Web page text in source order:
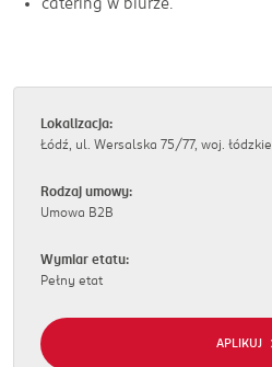
Lokalizacja:
Łódź, ul. Wersalska 75/77, woj. łódzkie
Rodzaj umowy:
Umowa B2B
Wymiar etatu:
Pełny etat
APLIKUJ